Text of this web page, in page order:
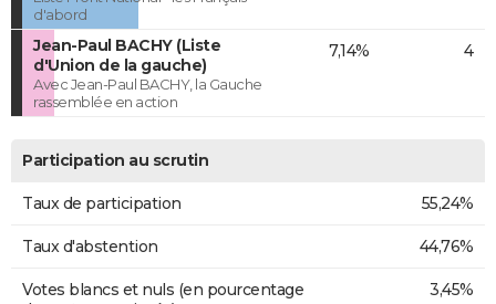
d'abord
Jean-Paul BACHY (Liste
d'Union de la gauche)
Avec Jean-Paul BACHY, la Gauche
rassemblée en action
7,14% 4
Participation au scrutin
Taux de participation 55,24%
Taux d'abstention 44,76%
Votes blancs et nuls (en pourcentage
3,45%